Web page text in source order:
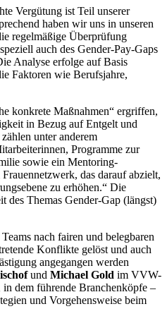
Vergütung ist Teil unserer
haben wir uns in unseren
regelmäßige Überprüfung
auch des Gender-Pay-Gaps
Analyse erfolge auf Basis
Faktoren wie Berufsjahre,
konkrete Maßnahmen“ ergriffen,
in Bezug auf Entgelt und
unter anderem
Programme zur
sowie ein Mentoring-
das darauf abzielt,
zu erhöhen.“ Die
des Themas Gender-Gap (längst)
nach fairen und belegbaren
Konflikte gelöst und auch
angegangen werden
und Michael Gold im VVW-
in dem führende Branchenköpfe –
und Vorgehensweise beim